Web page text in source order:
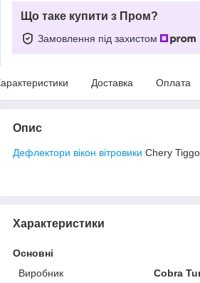
Що таке купити з Пром?
Замовлення під захистом
Доставка Оплата
Опис
Дефлектори вікон вітровики Chery
Характеристики
Основні
Виробник
Cobra